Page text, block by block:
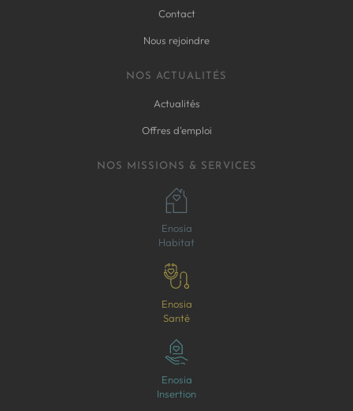
Contact
Nous rejoindre
NOS ACTUALITÉS
Actualités
Offres d'emploi
NOS MISSIONS & SERVICES
Enosia
Habitat
Enosia
Santé
Enosia
Insertion